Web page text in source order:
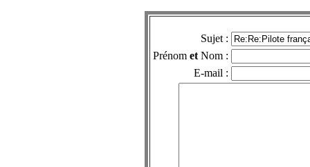
Sujet :
Prénom et Nom :
E-mail :